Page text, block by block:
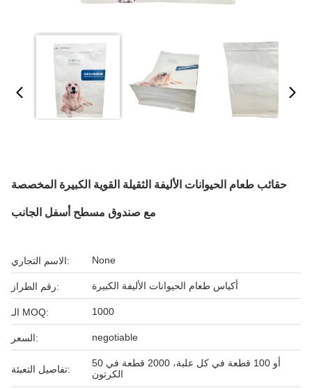
حقائب طعام الحيوانات الأليفة الثقيلة القوية الكبيرة المخصصة
مع صندوق مسطح أسفل الجانب
الاسم التجاري: None
رقم الطراز: أكياس طعام الحيوانات الأليفة الكبيرة
الـ MOQ: 1000
السعر: negotiable
تفاصيل التعبئة:
50 أو 100 قطعة في كل علبة، 2000 قطعة في
الكرتون